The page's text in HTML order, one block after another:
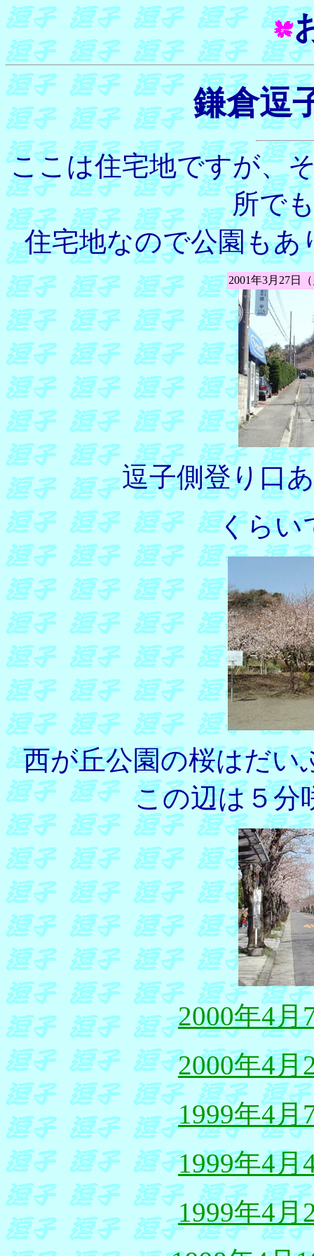
鎌倉逗
ここは住宅地ですが、
所で
住宅地なので公園も
2001年3月27日
逗子側登り口
くらい
西が丘公園の桜はだい
この辺は５分
2000年4
2000年4
1999年4
1999年4
1999年4